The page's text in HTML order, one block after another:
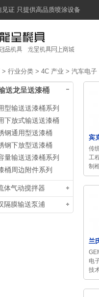
见证 只提供高品质喷涂设备
> 行业分类 > 4C 产业 > 汽车电子
送龙呈送漆桶
型输送送漆桶系列
下放式输送送漆桶
钢通用型送漆桶
钢下放型送漆桶
量输送送漆桶系列
桶周边附件系列
体气动搅拌器
隔膜输送泵浦
宾
传
工
制
兰
电
技